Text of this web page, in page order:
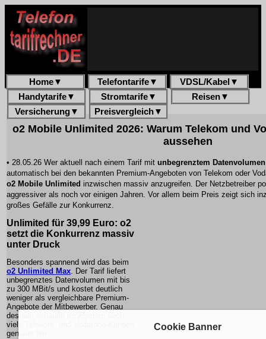
Home▼ Telefontarife▼ VDSL/Kabel ▼
Handytarife▼ Stromtarife▼ Reisen▼
Versicherung▼ Preisvergleich▼
o2 Mobile Unlimited 2026: Warum Telekom und
aussehen
• 28.05.26 Wer aktuell nach einem Tarif mit unbegrenztem Datenvolumen
automatisch bei den bekannten Premium-Angeboten von Telekom oder
o2 Mobile Unlimited inzwischen massiv anzugreifen. Der Netzbetreiber
aggressiver als noch vor einigen Jahren. Vor allem beim Preis zeigt sich
großes Gefälle zur Konkurrenz.
Unlimited für 39,99 Euro: o2
setzt die Konkurrenz massiv
unter Druck
Besonders spannend wird das beim
o2 Unlimited Max. Der Tarif liefert
unbegrenztes Datenvolumen mit bis
zu 300 MBit/s und kostet deutlich
weniger als vergleichbare Premium-
Angebote der Mitbewerber. Genau
deshalb schauen inzwischen auch
viele Telekom- und Vodafone-Kunden
genauer hin.
Cookie Banner